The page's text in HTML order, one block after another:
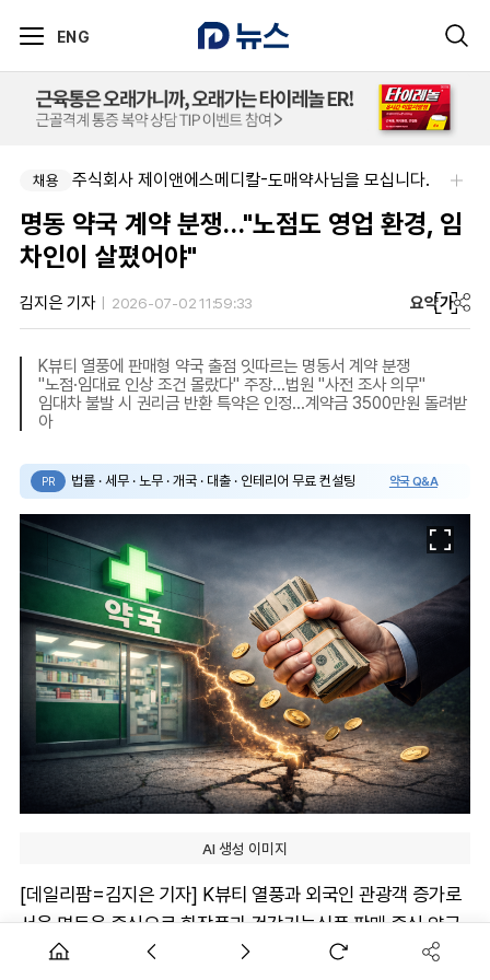
ENG
채용 주식회사 제이앤에스메디칼-도매약사님을 모십니다.
명동 약국 계약 분쟁…"노점도 영업 환경, 임
차인이 살폈어야"
김지은 기자 2026-07-02 11:59:33 요약가
K뷰티 열풍에 판매형 약국 출점 잇따르는 명동서 계약 분쟁
"노점·임대료 인상 조건 몰랐다" 주장…법원 "사전 조사 의무"
임대차 불발 시 권리금 반환 특약은 인정…계약금 3500만원 돌려받
아
PR 법률 · 세무 · 노무 · 개국 · 대출 · 인테리어 무료 컨설팅 약국 Q&A
AI 생성 이미지
[데일리팜=김지은 기자] K뷰티 열풍과 외국인 관광객 증가로
서울 명동을 중심으로 화장품과 건강기능식품 판매 중심 약국
이 빠르게 늘고 있는 가운데, 명동 약국 입점을 추진하던 약사